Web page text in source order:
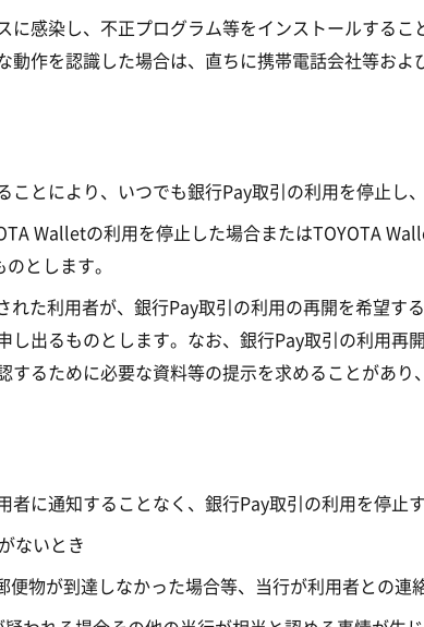
感染し、不正プログラム等をインストールする
作を認識した場合は、直ちに携帯電話会社等およ
とにより、いつでも銀行Pay取引の利用を停止し
Walletの利用を停止した場合またはTOYOTA
とします。
た利用者が、銀行Pay取引の利用の再開を希望
出るものとします。なお、銀行Pay取引の利用再
するために必要な資料等の提示を求めることがあ
に通知することなく、銀行Pay取引の利用を停止
ないとき
物が到達しなかった場合等、当行が利用者との連